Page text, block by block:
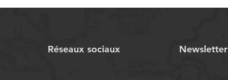
Réseaux sociaux Newsletter